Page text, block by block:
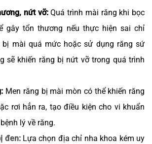
nứt vỡ:Quá trình mài răng khi bọc
gây tổn thương nếu thực hiện sai chỉ
bị mài quá mức hoặc sử dụng răng sứ
sẽ khiến răng bị nứt vỡ trong quá trình
Men răng bị mài mòn có thể khiến răng
rơi hẳn ra, tạo điều kiện cho vi khuẩn
lý về răng.
đen:Lựa chọn địa chỉ nha khoa kém uy